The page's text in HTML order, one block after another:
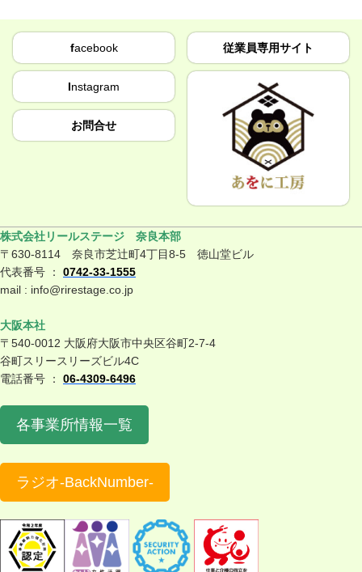
facebook
Instagram
お問合せ
従業員専用サイト
株式会社リールステージ 奈良本部
〒630-8114 奈良市芝辻町4丁目8-5 徳山堂ビル
代表番号 ： 0742-33-1555
mail : info@rirestage.co.jp
大阪本社
〒540-0012 大阪府大阪市中央区谷町2-7-4
谷町スリースリーズビル4C
電話番号 ： 06-4309-6496
各事業所情報一覧
ラジオ-BackNumber-